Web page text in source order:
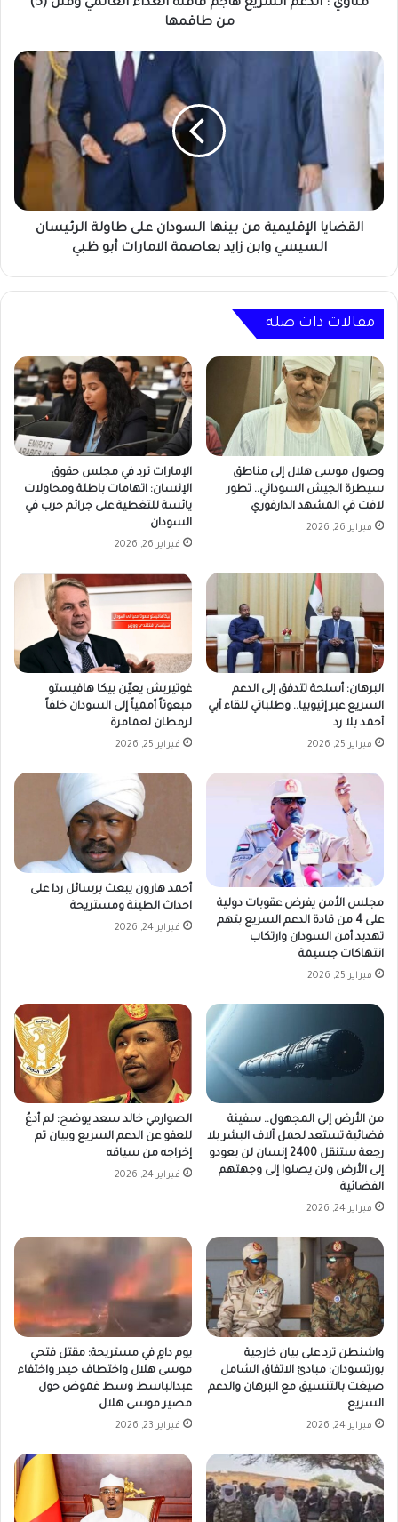
مناوي : الدعم السريع هاجم قافلة الغذاء العالمي وقتل (5)
من طاقمها
القضايا
الإقليمية
من
طاولة
الرئيسان
السيسي
ظبي
القضايا الإقليمية من بينها السودان على طاولة الرئيسان
السيسي وابن زايد بعاصمة الامارات أبو ظبي
مقالات ذات صلة
وصول موسى هلال إلى مناطق
سيطرة الجيش السوداني.. تطور
لافت في المشهد الدارفوري
فبراير 26, 2026
الإمارات ترد في مجلس حقوق
الإنسان: اتهامات باطلة ومحاولات
يائسة للتغطية على جرائم حرب في
السودان
فبراير 26, 2026
البرهان: أسلحة تتدفق إلى الدعم
السريع عبر إثيوبيا.. وطلباتي للقاء آبي
أحمد بلا رد
فبراير 25, 2026
غوتيريش يعيّن بيكا هافيستو
مبعوثاً أممياً إلى السودان خلفاً
لرمطان لعمامرة
فبراير 25, 2026
مجلس الأمن يفرض عقوبات دولية
على 4 من قادة الدعم السريع بتهم
تهديد أمن السودان وارتكاب
انتهاكات جسيمة
فبراير 25, 2026
أحمد هارون يبعث برسائل ردا على
احداث الطينة ومستريحة
فبراير 24, 2026
من الأرض إلى المجهول.. سفينة
فضائية تستعد لحمل آلاف البشر بلا
رجعة ستنقل 2400 إنسان لن يعودو
إلى الأرض ولن يصلوا إلى وجهتهم
الفضائية
فبراير 24, 2026
الصوارمي خالد سعد يوضح: لم أدعُ
للعفو عن الدعم السريع وبيان تم
إخراجه من سياقه
فبراير 24, 2026
واشنطن ترد على بيان خارجية
بورتسودان: مبادئ الاتفاق الشامل
صيغت بالتنسيق مع البرهان والدعم
السريع
فبراير 24, 2026
يوم دامٍ في مستريحة: مقتل فتحي
موسى هلال واختطاف حيدر واختفاء
عبدالباسط وسط غموض حول
مصير موسى هلال
فبراير 23, 2026